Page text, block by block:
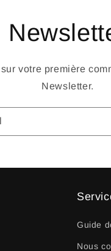
votre première
Newsletter.
Guide
Nous